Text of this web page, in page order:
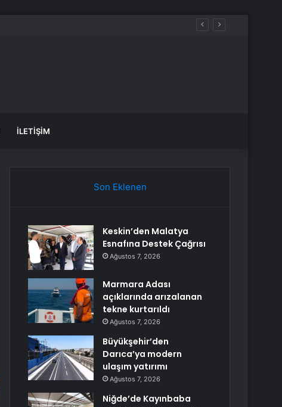
İLETIŞIM
Son Eklenen
Keskin’den Malatya
Esnafına Destek Çağrısı
Ağustos 7, 2026
Marmara Adası
açıklarında arızalanan
tekne kurtarıldı
Ağustos 7, 2026
Büyükşehir’den
Darıca’ya modern
ulaşım yatırımı
Ağustos 7, 2026
Niğde’de Kayınbaba